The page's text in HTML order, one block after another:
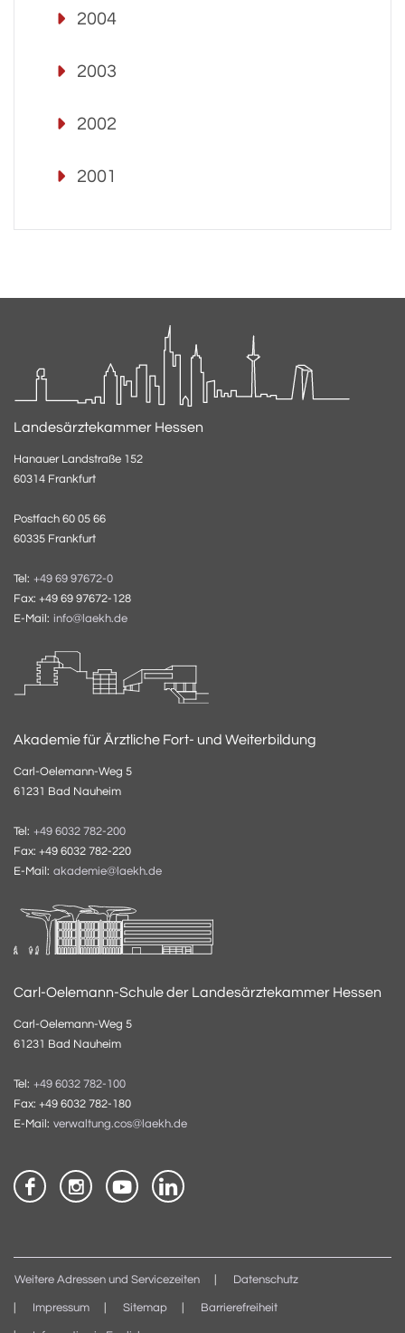
2004
2003
2002
2001
Landesärztekammer Hessen
Hanauer Landstraße 152
60314 Frankfurt
Postfach 60 05 66
60335 Frankfurt
Tel: +49 69 97672-0
Fax: +49 69 97672-128
E-Mail: info@laekh.de
Akademie für Ärztliche Fort- und Weiterbildung
Carl-Oelemann-Weg 5
61231 Bad Nauheim
Tel: +49 6032 782-200
Fax: +49 6032 782-220
E-Mail: akademie@laekh.de
Carl-Oelemann-Schule der Landesärztekammer Hessen
Carl-Oelemann-Weg 5
61231 Bad Nauheim
Tel: +49 6032 782-100
Fax: +49 6032 782-180
E-Mail: verwaltung.cos@laekh.de
Weitere Adressen und Servicezeiten Datenschutz
Impressum Sitemap Barrierefreiheit